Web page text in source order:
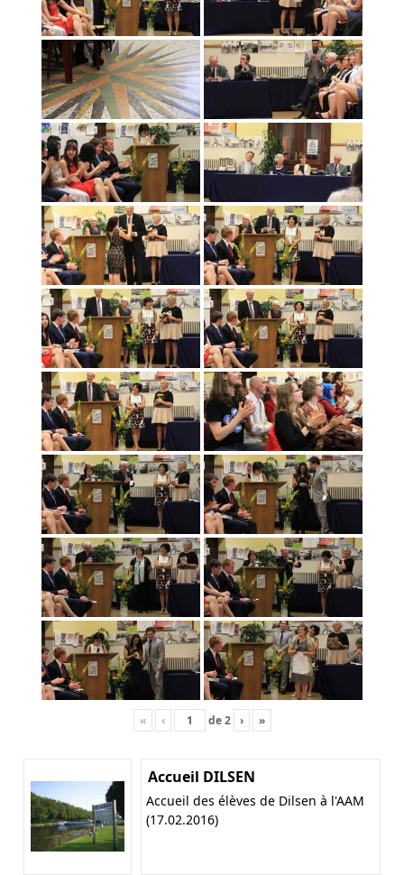
« ‹ de2 › »
Accueil DILSEN
Accueil des élèves de Dilsen à l'AAM
(17.02.2016)